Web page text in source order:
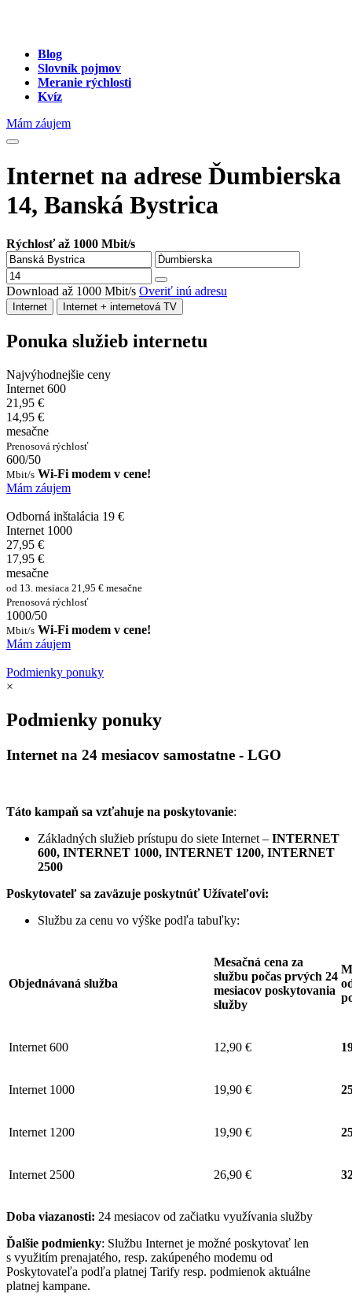
Blog
Slovník pojmov
Meranie rýchlosti
Kvíz
Mám záujem
Internet na adrese Ďumbierska
14, Banská Bystrica
Rýchlosť až 1000 Mbit/s
Download až 1000 Mbit/s Overiť inú adresu
Internet Internet + internetová TV
Ponuka služieb internetu
Najvýhodnejšie ceny
Internet 600
21,95 €
14,95 €
mesačne
Prenosová rýchlosť
600/50
Mbit/s Wi-Fi modem v cene!
Mám záujem
Odborná inštalácia 19 €
Internet 1000
27,95 €
17,95 €
mesačne
od 13. mesiaca 21,95 € mesačne
Prenosová rýchlosť
1000/50
Mbit/s Wi-Fi modem v cene!
Mám záujem
Podmienky ponuky
×
Podmienky ponuky
Internet na 24 mesiacov samostatne - LGO
Táto kampaň sa vzťahuje na poskytovanie:
Základných služieb prístupu do siete Internet – INTERNET
600, INTERNET 1000, INTERNET 1200, INTERNET
2500
Poskytovateľ sa zaväzuje poskytnúť Užívateľovi:
Službu za cenu vo výške podľa tabuľky:
Objednávaná služba
Mesačná cena za
službu počas prvých 24
mesiacov poskytovania
služby
Internet 600 12,90 €
Internet 1000 19,90 €
Internet 1200 19,90 €
Internet 2500 26,90 €
Doba viazanosti: 24 mesiacov od začiatku využívania služby
Ďalšie podmienky: Službu Internet je možné poskytovať len
s využitím prenajatého, resp. zakúpeného modemu od
Poskytovateľa podľa platnej Tarify resp. podmienok aktuálne
platnej kampane.